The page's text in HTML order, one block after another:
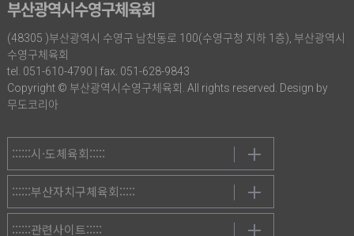
부산광역시수영구체육회
(48305 )부산광역시 수영구 남천동로 100(수영구청 지하 1층), 부산광역시
수영구체육회
tel. 051-610-4790 | fax. 051-628-9843
Copyright © 부산광역시수영구체육회. All rights reserved. Design by
무도코리아